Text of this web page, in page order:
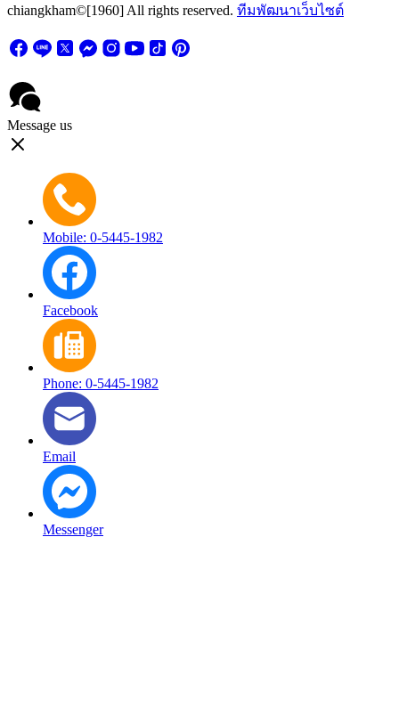
chiangkham©[1960] All rights reserved. ทีมพัฒนาเว็บไซต์
Message us
Mobile: 0-5445-1982
Facebook
Phone: 0-5445-1982
Email
Messenger